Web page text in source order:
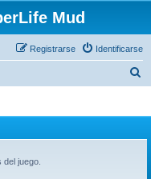
Mud
Identificarse
Registrarse
juego.